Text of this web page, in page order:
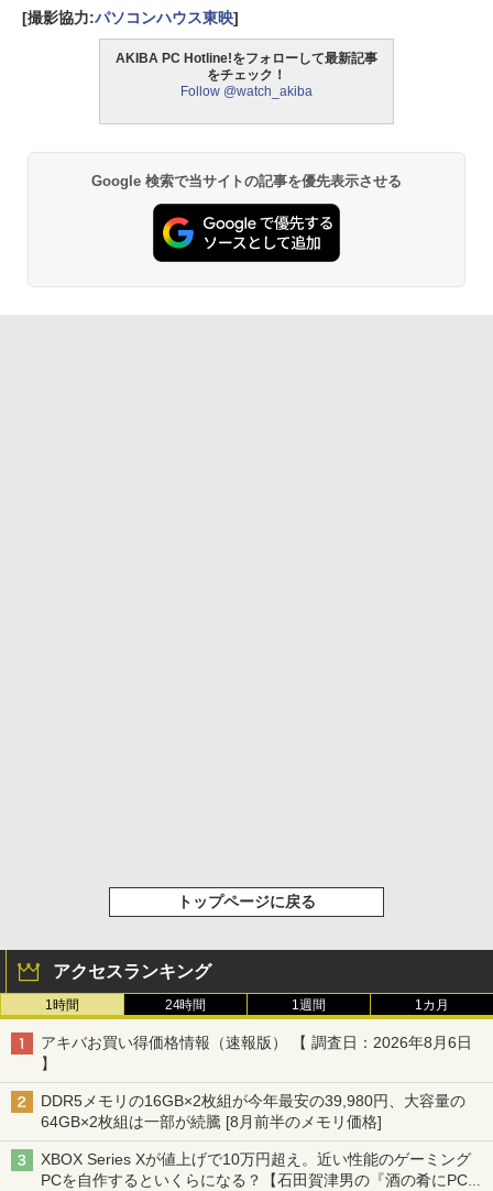
[撮影協力:パソコンハウス東映]
AKIBA PC Hotline!をフォローして最新記事
をチェック！
Follow @watch_akiba
Google 検索で当サイトの記事を優先表示させる
トップページに戻る
アクセスランキング
1時間 24時間 1週間 1カ月
アキバお買い得価格情報（速報版） 【 調査日：2026年8月6日
】
DDR5メモリの16GB×2枚組が今年最安の39,980円、大容量の
64GB×2枚組は一部が続騰 [8月前半のメモリ価格]
XBOX Series Xが値上げで10万円超え。近い性能のゲーミング
PCを自作するといくらになる？【石田賀津男の『酒の肴にPCゲ